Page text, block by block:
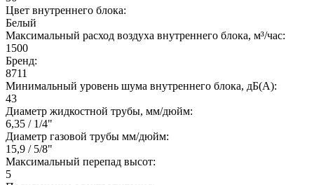
Цвет внутреннего блока:
Белый
Максимальный расход воздуха внутреннего блока, м³/час:
1500
Бренд:
8711
Минимальный уровень шума внутреннего блока, дБ(А):
43
Диаметр жидкостной трубы, мм/дюйм:
6,35 / 1/4"
Диаметр газовой трубы мм/дюйм:
15,9 / 5/8"
Максимальный перепад высот:
5